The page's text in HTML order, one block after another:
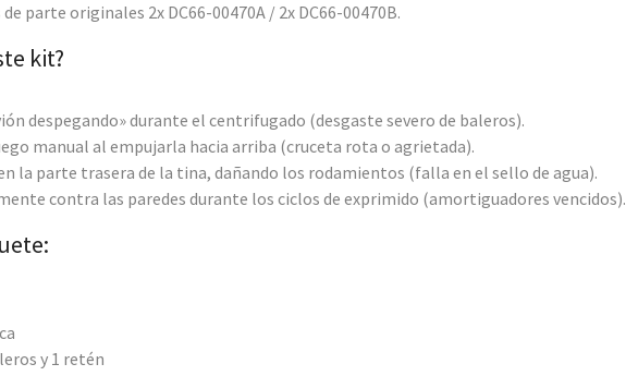
parte originales 2x DC66-00470A / 2x DC66-00470B.
kit?
despegando» durante el centrifugado (desgaste severo de baleros).
manual al empujarla hacia arriba (cruceta rota o agrietada).
la parte trasera de la tina, dañando los rodamientos (falla en el sello de agua).
contra las paredes durante los ciclos de exprimido (amortiguadores vencidos).
y 1 retén